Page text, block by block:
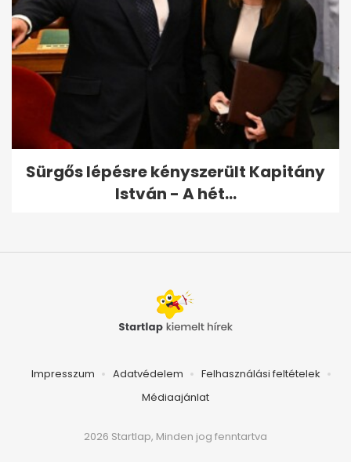
Sürgős lépésre kényszerült Kapitány
István - A hét...
Impresszum Adatvédelem
Felhasználási feltételek
Médiaajánlat
2026 Startlap, Minden jog fenntartva